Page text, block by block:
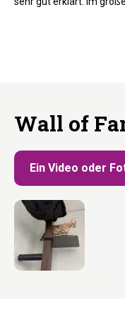
Wall of
Ein Video oder